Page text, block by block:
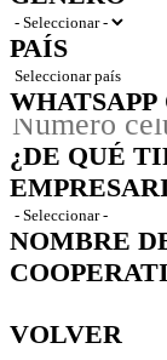
PAÍS
¿DE QUÉ
NOMBRE
VOLVER